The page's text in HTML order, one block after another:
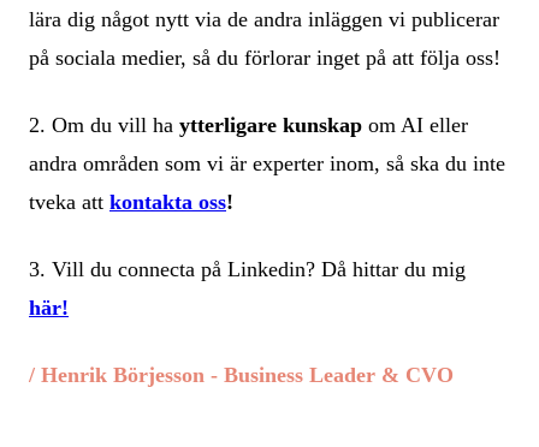
lära dig något nytt via de andra inläggen vi publicerar
på sociala medier, så du förlorar inget på att följa oss!
2. Om du vill ha ytterligare kunskap om AI eller
andra områden som vi är experter inom, så ska du inte
tveka att kontakta oss!
3. Vill du connecta på Linkedin? Då hittar du mig
här!
/ Henrik Börjesson - Business Leader & CVO